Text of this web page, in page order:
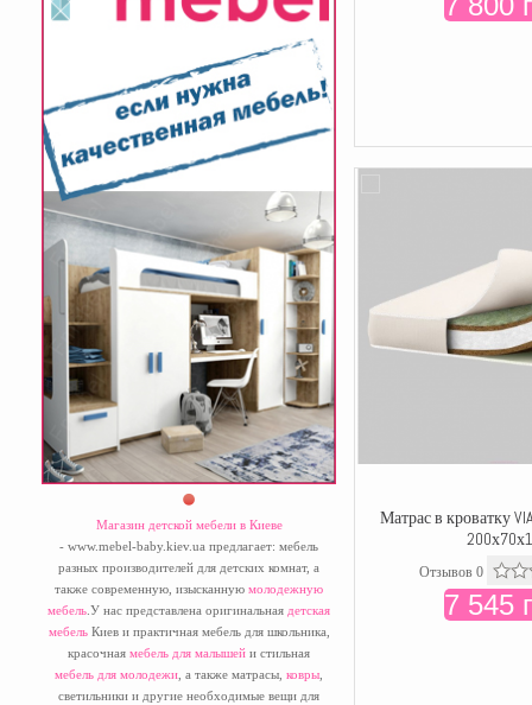
Магазин детской мебели в Киеве
- www.mebel-baby.kiev.ua предлагает: мебель
разных производителей для детских комнат, а
также современную, изысканную молодежную
мебель .У нас представлена оригинальная детская
мебельКиев и практичная мебель для школьника,
красочная мебель для малышей и стильная
мебель для молодежи , а также матрасы, ковры
светильники и другие необходимые вещи для
Матрас в кроватку
Отзывов 0
7 545